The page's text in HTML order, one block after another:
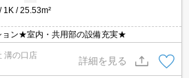
1K 25.53m²
ン★室内・共用部の設備充実★
溝の口店
詳細を見る